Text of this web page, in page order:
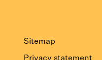
Sitemap
Privacy statement